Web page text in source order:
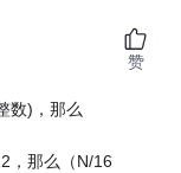
数)，那么
，那么（N/16
赞